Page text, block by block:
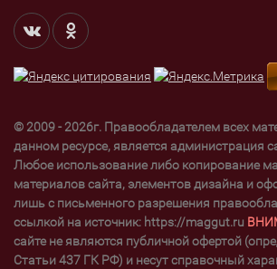
© 2009 - 2026г. Правообладателем всех
данном ресурсе, является администрация
Любое использование либо копирование
материалов сайта, элементов дизайна и
лишь с письменного разрешения
ссылкой на источник: https://maggut.ru
сайте не являются публичной офертой
Статьи 437 ГК РФ) и несут справочный